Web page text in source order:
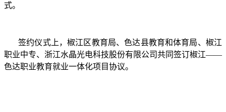
式。
签约仪式上，椒江区教育局、色达县教育和体育局、椒江
职业中专、浙江水晶光电科技股份有限公司共同签订椒江——
色达职业教育就业一体化项目协议。